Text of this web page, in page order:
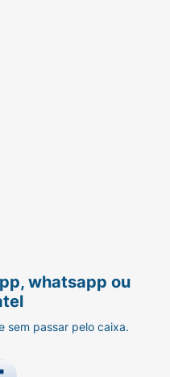
whatsapp ou
sem passar pelo caixa.